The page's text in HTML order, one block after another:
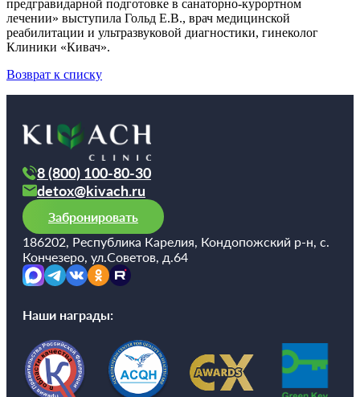
и
предгравидарной подготовке в санаторно-курортном
лечении» выступила Гольд Е.В., врач медицинской
реабилитации и ультразвуковой диагностики, гинеколог
Клиники «Кивач».
Возврат к списку
8 (800) 100-80-30
detox@kivach.ru
Забронировать
186202, Республика Карелия, Кондопожский р-н, с.
Кончезеро, ул.Советов, д.64
Наши награды: